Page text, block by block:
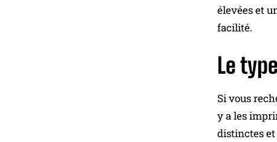
élevées et
facilité.
Le
Si vous
y a les
distinctes